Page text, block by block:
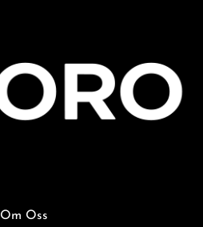
Om Oss